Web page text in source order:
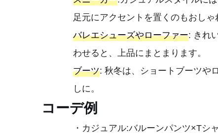
足元にアクセントを置くのもおしゃ
バレエシューズやローファー: きれ
わせると、上品にまとまります。
ブーツ: 秋冬は、ショートブーツや
しに。
コーデ例
・カジュアル:バルーンパンツ×Tシ